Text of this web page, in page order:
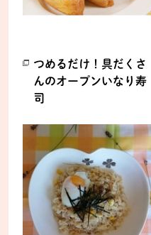
つめるだけ！具だくさ
んのオープンいなり寿
司